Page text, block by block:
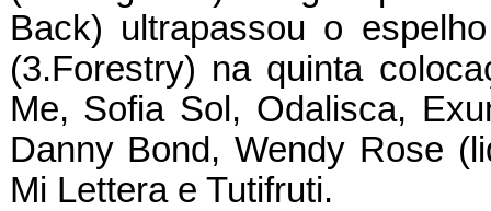
Back) ultrapassou o
(3.Forestry) na quinta
Me, Sofia Sol, Odalisca,
Danny Bond, Wendy Rose
Mi Lettera e Tutifruti.